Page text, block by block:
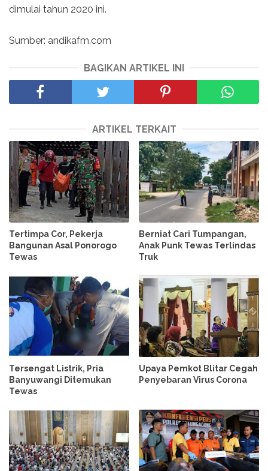
dimulai tahun 2020 ini.
Sumber: andikafm.com
BAGIKAN ARTIKEL INI
ARTIKEL TERKAIT
Tertimpa Cor, Pekerja
Bangunan Asal Ponorogo
Tewas
Berniat Cari Tumpangan,
Anak Punk Tewas Terlindas
Truk
Tersengat Listrik, Pria
Banyuwangi Ditemukan
Tewas
Upaya Pemkot Blitar Cegah
Penyebaran Virus Corona